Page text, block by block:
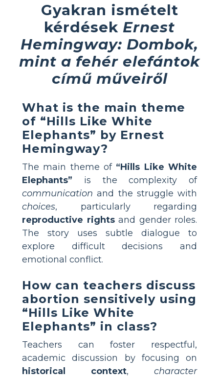
Gyakran ismételt
kérdések Ernest
Hemingway: Dombok,
mint a fehér elefántok
című műveiről
What is the main theme
of “Hills Like White
Elephants” by Ernest
Hemingway?
The main theme of “Hills Like White
Elephants” is the complexity of
communication and the struggle with
choices, particularly regarding
reproductive rightsand gender roles.
The story uses subtle dialogue to
explore difficult decisions and
emotional conflict.
How can teachers discuss
abortion sensitively using
“Hills Like White
Elephants” in class?
Teachers can foster respectful,
academic discussion by focusing on
historical context, character